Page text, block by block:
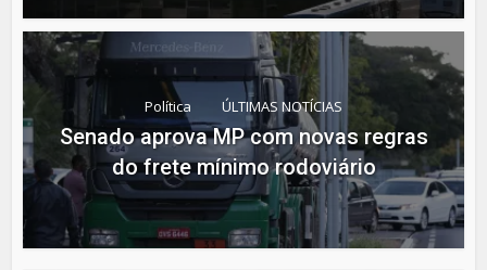
Política ÚLTIMAS NOTÍCIAS
Senado aprova MP com novas regras
do frete mínimo rodoviário